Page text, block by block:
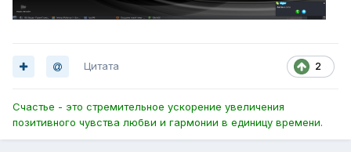
2
Цитата
Счастье - это стремительное ускорение увеличения
позитивного чувства любви и гармонии в единицу времени.